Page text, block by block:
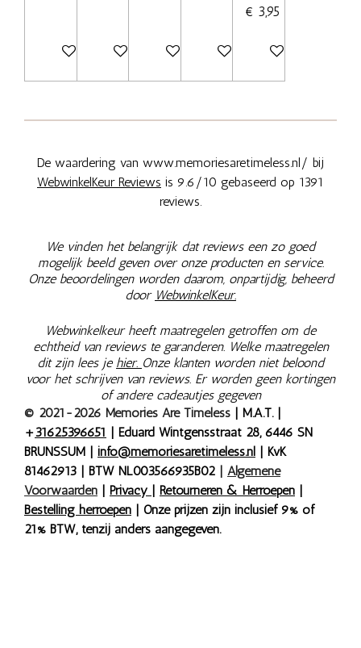
In winkelwagenBekijk detailsIn winkelwagenIn winkelwagen
€ 3,95
Bekijk details
De waardering van www.memoriesaretimeless.nl/ bij
WebwinkelKeur Reviews is 9.6/10 gebaseerd op 1391
reviews.
We vinden het belangrijk dat reviews een zo goed
mogelijk beeld geven over onze producten en service.
Onze beoordelingen worden daarom, onpartijdig, beheerd
door WebwinkelKeur.
Webwinkelkeur heeft maatregelen getroffen om de
echtheid van reviews te garanderen. Welke maatregelen
dit zijn lees je hier. Onze klanten worden niet beloond
voor het schrijven van reviews. Er worden geen kortingen
of andere cadeautjes gegeven
© 2021-2026 Memories Are Timeless | M.A.T. |
+31625396651 | Eduard Wintgensstraat 28, 6446 SN
BRUNSSUM | info@memoriesaretimeless.nl | KvK
81462913 | BTW NL003566935B02 | Algemene
Voorwaarden | Privacy | Retourneren & Herroepen |
Bestelling herroepen | Onze prijzen zijn inclusief 9% of
21% BTW, tenzij anders aangegeven.